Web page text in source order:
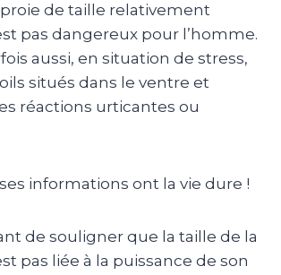
de taille relativement
pas dangereux pour l’homme.
aussi, en situation de stress,
situés dans le ventre et
réactions urticantes ou
informations ont la vie dure !
de souligner que la taille de la
pas liée à la puissance de son